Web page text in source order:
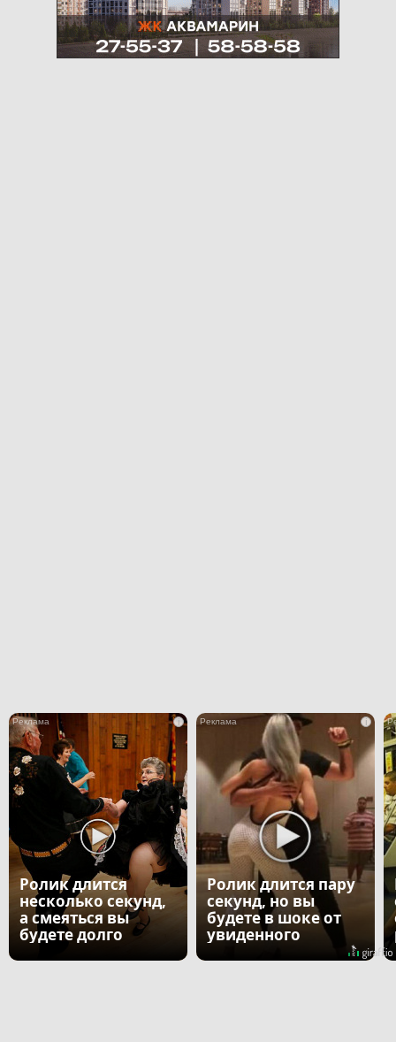
i
Ролик длится
несколько секунд,
а смеяться вы
будете долго
i
Ролик длится пару
секунд, но вы
будете в шоке от
увиденного